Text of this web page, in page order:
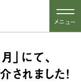
メニュー
」にて、
れました！